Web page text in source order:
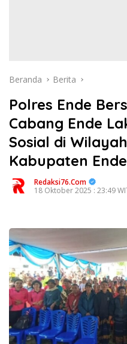
Beranda Berita
Polres Ende
Cabang Ende
Sosial di
Kabupaten Ende
Redaksi76.com
18 Oktober 2025 : 23:49